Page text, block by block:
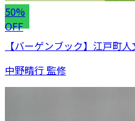
50%
OFF
【バーゲンブック】江戸町
中野晴行 監修